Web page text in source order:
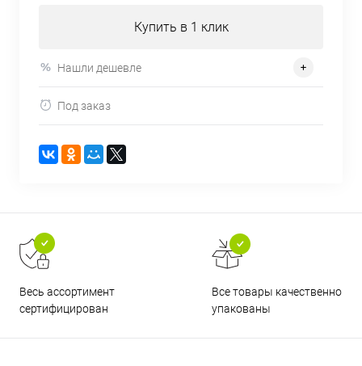
Купить в 1 клик
Нашли дешевле
Под заказ
Весь ассортимент
сертифицирован
Все товары качественно
упакованы